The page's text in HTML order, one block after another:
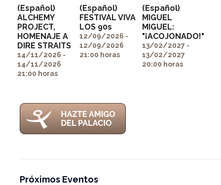
" alt=""
itemprop="image">
(Español)
ALCHEMY
PROJECT,
HOMENAJE A
DIRE STRAITS
14/11/2026 -
14/11/2026
21:00 horas
" alt=""
itemprop="image">
(Español)
FESTIVAL VIVA
LOS 90s
12/09/2026 -
12/09/2026
21:00 horas
" alt=""
itemprop="image">
(Español)
MIGUEL
MIGUEL:
"¡ACOJONADO!"
13/02/2027 -
13/02/2027
20:00 horas
Próximos Eventos